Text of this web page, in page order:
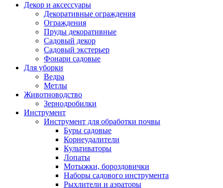
Декор и аксессуары
Декоративные ограждения
Ограждения
Пруды декоративные
Садовый декор
Садовый экстерьер
Фонари садовые
Для уборки
Ведра
Метлы
Животноводство
Зернодробилки
Инструмент
Инструмент для обработки почвы
Буры садовые
Корнеудалители
Культиваторы
Лопаты
Мотыжки, бороздовички
Наборы садового инструмента
Рыхлители и аэраторы